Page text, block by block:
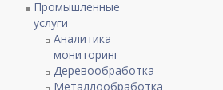
Промышленные
услуги
Аналитика
мониторинг
Деревообработка
Металлообработка